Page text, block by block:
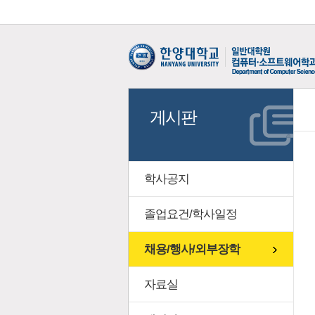
게시판
학사공지
졸업요건/학사일정
채용/행사/외부장학
자료실